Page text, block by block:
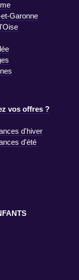
et-Garonne
vos offres ?
d'hiver
d'été